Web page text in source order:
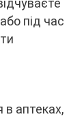
під час
в аптеках,